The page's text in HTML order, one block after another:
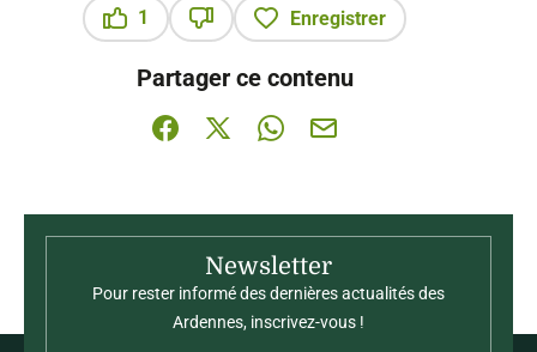
1
Enregistrer
Partager ce contenu
Partager sur Facebook (nouvelle fenêtre)
Partager sur X / Twitter (nouvelle
Partager sur WhatsApp
Partager par mail
Newsletter
Pour rester informé des dernières actualités des
Ardennes, inscrivez-vous !